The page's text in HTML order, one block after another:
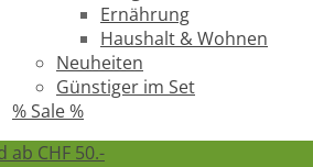
Ernährung
Haushalt & Wohnen
Neuheiten
Günstiger im Set
% Sale %
ab CHF 50.-